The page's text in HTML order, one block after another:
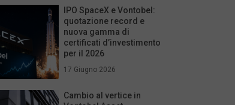
IPO SpaceX e Vontobel:
quotazione record e
nuova gamma di
certificati d’investimento
per il 2026
17 Giugno 2026
Cambio al vertice in